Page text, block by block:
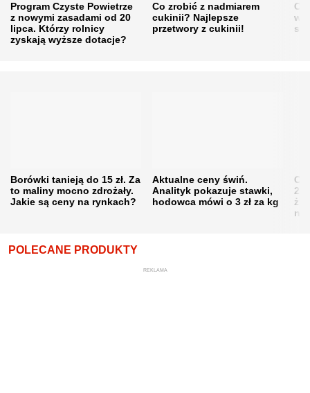
Program Czyste Powietrze
z nowymi zasadami od 20
lipca. Którzy rolnicy
zyskają wyższe dotacje?
Co zrobić z nadmiarem
cukinii? Najlepsze
przetwory z cukinii!
w
Borówki tanieją do 15 zł. Za
to maliny mocno zdrożały.
Jakie są ceny na rynkach?
Aktualne ceny świń.
Analityk pokazuje stawki,
hodowca mówi o 3 zł za kg
POLECANE PRODUKTY
REKLAMA